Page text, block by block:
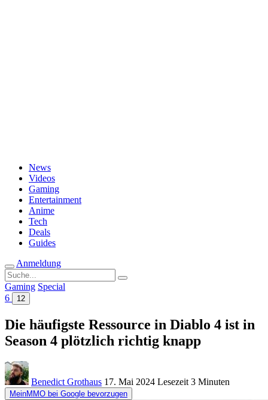
News
Videos
Gaming
Entertainment
Anime
Tech
Deals
Guides
Anmeldung
Suche
nach:
Gaming Special
6
12
Die häufigste Ressource in Diablo 4 ist in
Season 4 plötzlich richtig knapp
Benedict Grothaus 17. Mai 2024 Lesezeit 3 Minuten
MeinMMO bei Google bevorzugen